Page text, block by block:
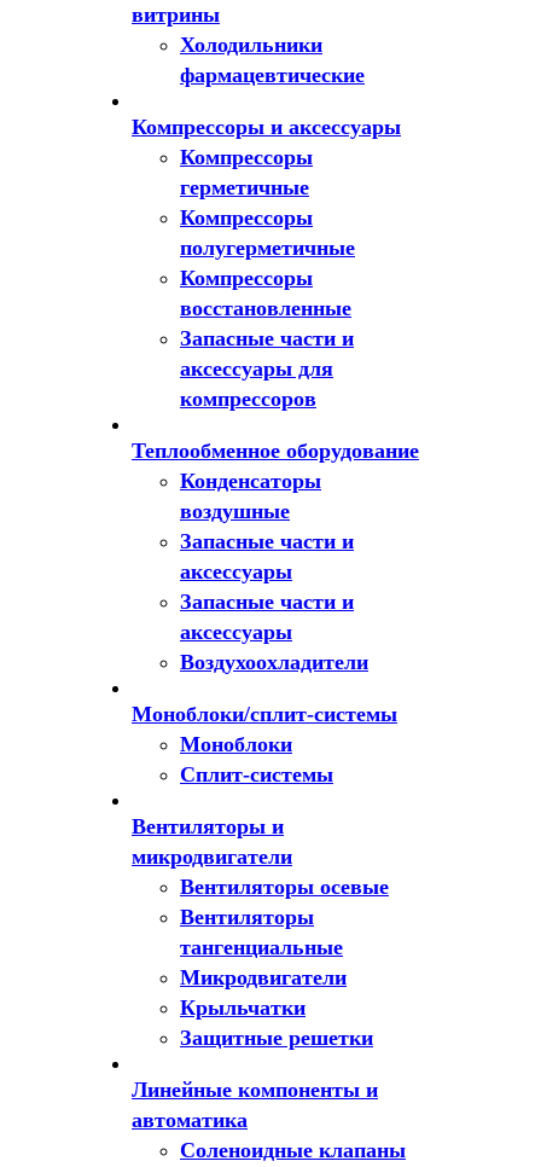
витрины
Холодильники
фармацевтические
Компрессоры и аксессуары
Компрессоры
герметичные
Компрессоры
полугерметичные
Компрессоры
восстановленные
Запасные части и
аксессуары для
компрессоров
Теплообменное оборудование
Конденсаторы
воздушные
Запасные части и
аксессуары
Запасные части и
аксессуары
Воздухоохладители
Моноблоки/сплит-системы
Моноблоки
Сплит-системы
Вентиляторы и
микродвигатели
Вентиляторы осевые
Вентиляторы
тангенциальные
Микродвигатели
Крыльчатки
Защитные решетки
Линейные компоненты и
автоматика
Соленоидные клапаны